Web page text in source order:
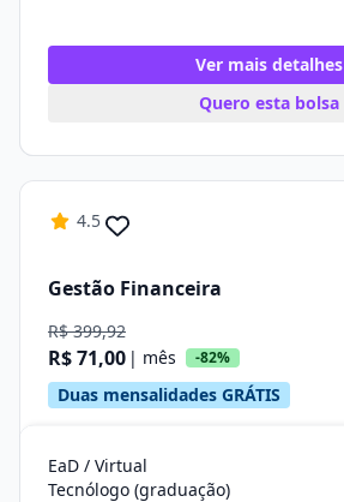
Ver mais detalhes
Quero esta bolsa
4.5
Gestão Financeira
R$ 399,92
R$ 71,00 | mês -82%
Duas mensalidades GRÁTIS
EaD / Virtual
Tecnólogo (graduação)